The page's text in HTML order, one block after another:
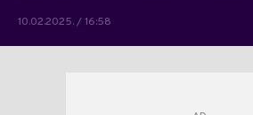
10.02.2025. / 16:58